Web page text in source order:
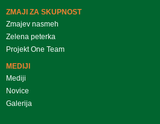
ZMAJI ZA SKUPNOST
Zmajev nasmeh
Zelena peterka
Projekt One Team
MEDIJI
Mediji
Novice
Galerija